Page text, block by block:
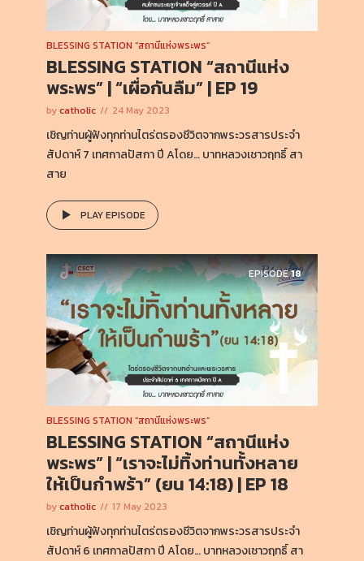
BLESSING STATION “สถานีแห่งพระพร”
BLESSING STATION “สถานีแห่ง
พระพร” | “เผื่อกันลืม” | EP 19
bycatholic 24 May 2023
เชิญท่านผู้ฟังทุกท่านไตร่ตรองชีวิตจากพระวรสารประจำ
สัปดาห์ 7 เทศกาลปัสกา ปี Aโดย… บาทหลวงเชาวฤทธิ์ สา
สาย
PLAY EPISODE
EPISODE18
BLESSING STATION “สถานีแห่งพระพร”
BLESSING STATION “สถานีแห่ง
พระพร” | “เราจะไม่ทิ้งท่านทั้งหลาย
ให้เป็นกำพร้า” (ยน 14:18) | EP 18
bycatholic 17 May 2023
เชิญท่านผู้ฟังทุกท่านไตร่ตรองชีวิตจากพระวรสารประจำ
สัปดาห์ 6 เทศกาลปัสกา ปี Aโดย… บาทหลวงเชาวฤทธิ์ สา